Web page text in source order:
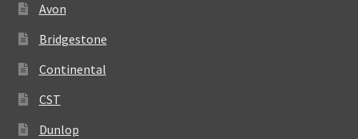
Avon
Bridgestone
Continental
CST
Dunlop